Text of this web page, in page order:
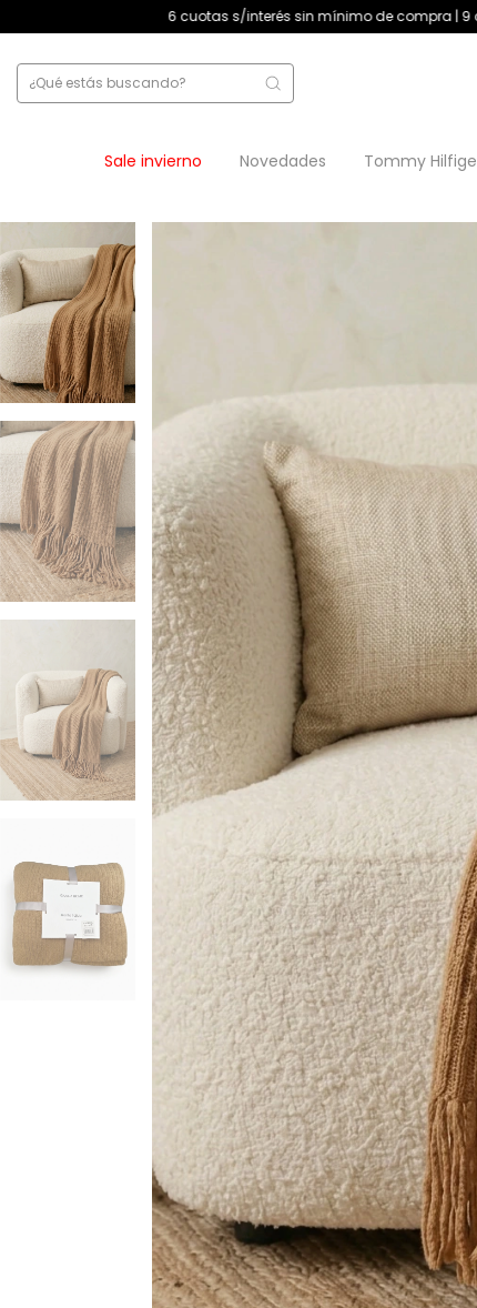
6 cuotas s/interés sin mínimo de compra | 9 cuotas s/interés
Sale invierno Novedades Tommy